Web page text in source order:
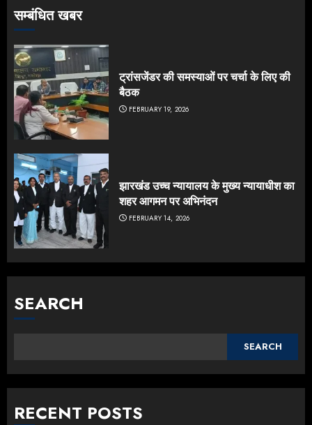
सम्बंधित खबर
ट्रांसजेंडर की समस्याओं पर चर्चा के लिए की
बैठक
FEBRUARY 19, 2026
झारखंड उच्च न्यायालय के मुख्य न्यायाधीश का
शहर आगमन पर अभिनंदन
FEBRUARY 14, 2026
SEARCH
SEARCH
RECENT POSTS